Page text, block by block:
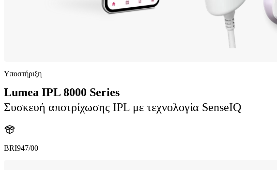
Υποστήριξη
Lumea IPL 8000 Series
Συσκευή αποτρίχωσης IPL με τεχνολογία SenseIQ
BRI947/00